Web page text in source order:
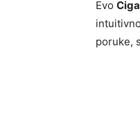
Evo
poruke,